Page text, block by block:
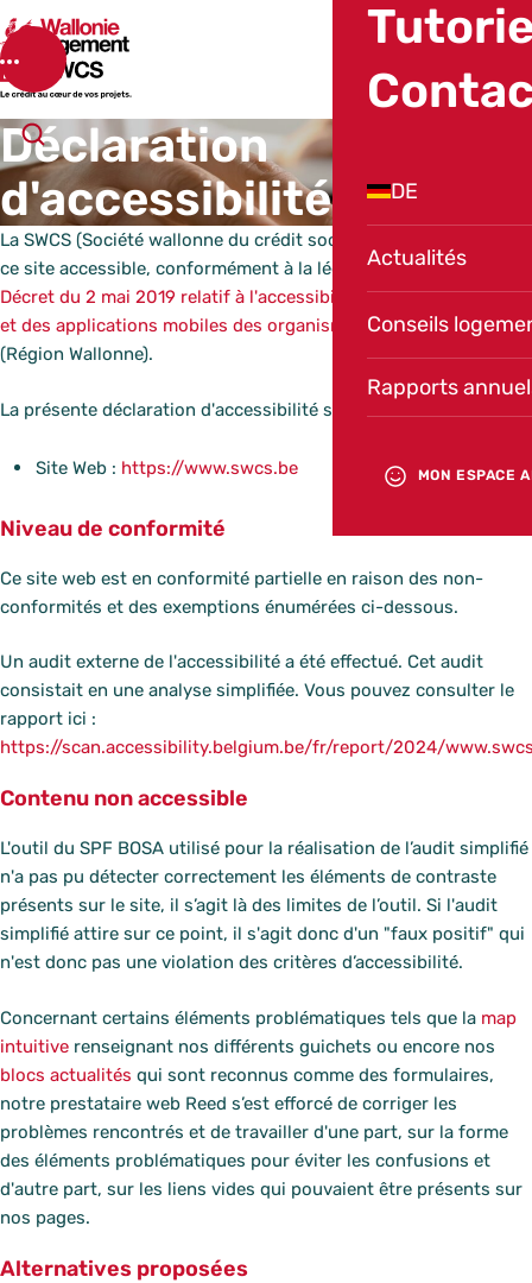
SWCS
Menu
DE
Actualités
Conseils
Rapports
MON ESPACE
Ouvrir la recherche
Déclaration
d'accessibilité
La SWCS (Société wallonne du crédit social), s'engage à rendre
ce site accessible, conformément à la législation suivante :
Décret du 2 mai 2019 relatif à l'accessibilité des sites internet
et des applications mobiles des organismes du secteur public
(Région Wallonne).
La présente déclaration d'accessibilité s'applique à :
Site Web : https://www.swcs.be
Niveau de conformité
Ce site web est en conformité partielle en raison des non-
conformités et des exemptions énumérées ci-dessous.
Un audit externe de l'accessibilité a été effectué. Cet audit
consistait en une analyse simplifiée. Vous pouvez consulter le
rapport ici :
https://scan.accessibility.belgium.be/fr/report/2024/
Contenu non accessible
L'outil du SPF BOSA utilisé pour la réalisation de l’audit simplifié
n'a pas pu détecter correctement les éléments de contraste
présents sur le site, il s’agit là des limites de l’outil. Si l'audit
simplifié attire sur ce point, il s'agit donc d'un "faux positif" qui
n'est donc pas une violation des critères d’accessibilité.
Concernant certains éléments problématiques tels que la map
intuitive renseignant nos différents guichets ou encore nos
blocs actualités qui sont reconnus comme des formulaires,
notre prestataire web Reed s’est efforcé de corriger les
problèmes rencontrés et de travailler d'une part, sur la forme
des éléments problématiques pour éviter les confusions et
d'autre part, sur les liens vides qui pouvaient être présents sur
nos pages.
Alternatives proposées